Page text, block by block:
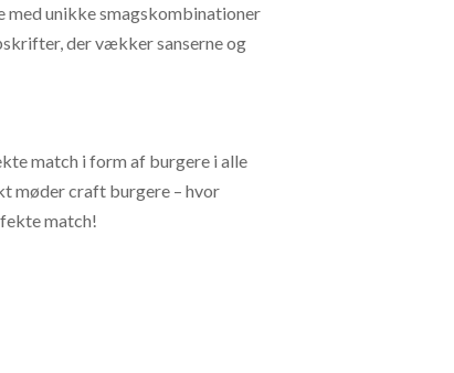
med unikke smagskombinationer
der vækker sanserne og
match i form af burgere i alle
møder craft burgere – hvor
match!